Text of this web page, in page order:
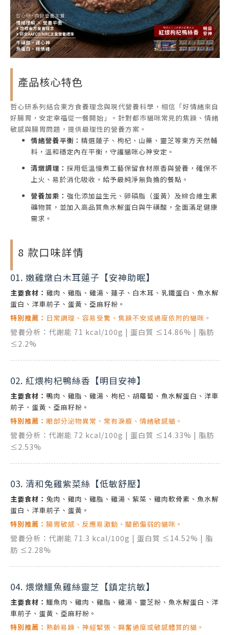
產品核心特色
哲心研系列結合東方食養理念與現代營養科學，相信「好情緒來自
好腸胃，安定幸福從一餐開始」。針對都市貓咪常見的焦躁、情緒
敏感與腸胃問題，提供最理性的營養方案。
情緒營養平衡： 精選蓮子、枸杞、山藥、靈芝等東方天然輔
料，溫和穩定內在平衡，守護貓咪心神安定。
清燉調理： 採用低溫慢煮工藝保留食材原香與營養，確保不
上火、易於消化吸收，給予最純淨無負擔的餐點。
營養加乘： 強化添加益生元、卵磷脂（蛋黃）及綜合維生素
礦物質，並加入高品質魚水解蛋白與牛磺酸，全面滿足健康
需求。
8 款口味詳情
01. 嫩雞燉白木耳蓮子【安神助眠】
主要食材： 雞肉、雞脂、雞湯、蓮子、白木耳、乳鐵蛋白、魚水解
蛋白、洋車前子、蛋黃、亞麻籽粉。
特別推薦： 日常調理、容易受驚、焦躁不安或過度依附的貓咪。
營養分析：代謝能 71 kcal/100g | 蛋白質 ≤14.86% | 脂肪
≤2.2%
02. 紅煨枸杞鴨絲香【明目安神】
主要食材： 鴨肉、雞脂、雞湯、枸杞、胡蘿蔔、魚水解蛋白、洋車
前子、蛋黃、亞麻籽粉。
特別推薦： 眼部分泌物異常、常有淚痕、情緒敏感貓。
營養分析：代謝能 72 kcal/100g | 蛋白質 ≤14.33% | 脂肪
≤2.53%
03. 清和兔雞紫菜絲【低敏舒壓】
主要食材： 兔肉、雞肉、雞脂、雞湯、紫菜、雞肉軟骨素、魚水解
蛋白、洋車前子、蛋黃。
特別推薦： 腸胃敏感、反應易激動、關節偏弱的貓咪。
營養分析：代謝能 71.3 kcal/100g | 蛋白質 ≤14.52% | 脂
肪 ≤2.28%
04. 煨燉鱷魚雞絲靈芝【鎮定抗敏】
主要食材： 鱷魚肉、雞肉、雞脂、雞湯、靈芝粉、魚水解蛋白、洋
車前子、蛋黃、亞麻籽粉。
特別推薦： 熟齡易躁、神經緊張、興奮過度或敏感體質的貓。